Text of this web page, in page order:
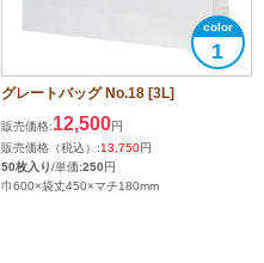
1
グレートバッグ No.18 [3L]
販売価格:12,500円
販売価格（税込）:13,750円
50枚入り/単価:250円
巾600×袋丈450×マチ180mm